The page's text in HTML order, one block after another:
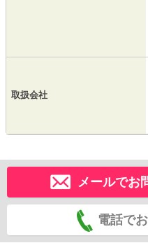
取扱会社
メールでお
電話で